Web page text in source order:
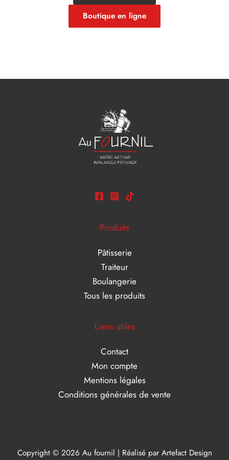
Boutique en ligne
Produits
Pâtisserie
Traiteur
Boulangerie
Tous les produits
Liens utiles
Contact
Mon compte
Mentions légales
Conditions générales de vente
Copyright © 2026 Au fournil | Réalisé par Artefact Design